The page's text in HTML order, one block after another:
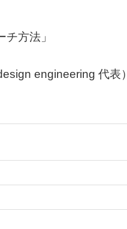
方法」
engineering 代表）